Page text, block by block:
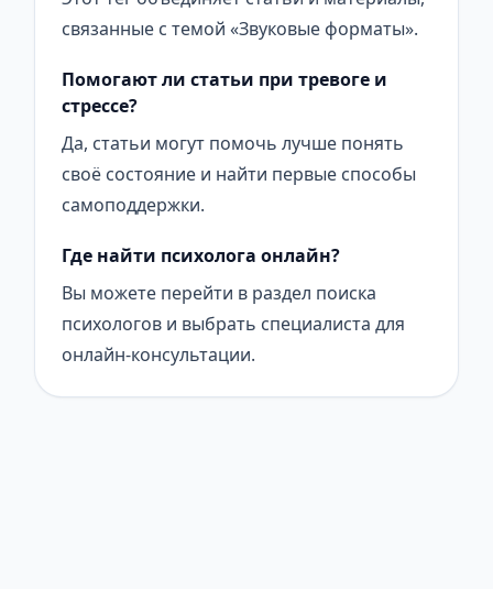
связанные с темой «Звуковые форматы».
Помогают ли статьи при тревоге и
стрессе?
Да, статьи могут помочь лучше понять
своё состояние и найти первые способы
самоподдержки.
Где найти психолога онлайн?
Вы можете перейти в раздел поиска
психологов и выбрать специалиста для
онлайн-консультации.